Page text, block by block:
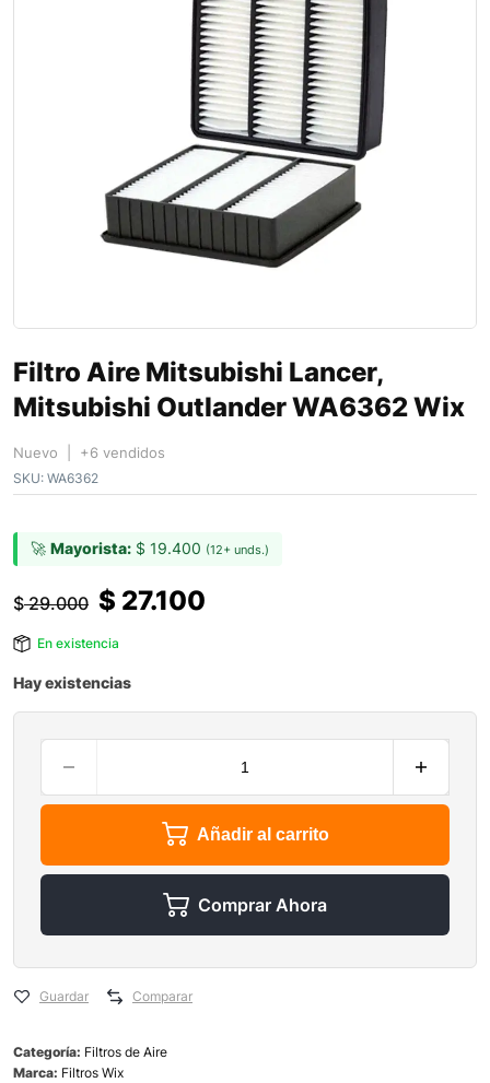
Filtro Aire Mitsubishi Lancer,
Mitsubishi Outlander WA6362 Wix
Nuevo | +6 vendidos
SKU: WA6362
🚀 Mayorista: $ 19.400 (12+ unds.)
$29.000 $ 27.100
En existencia
Hay existencias
Añadir al carrito
Comprar Ahora
Guardar Comparar
Categoría: Filtros de Aire
Marca: Filtros Wix